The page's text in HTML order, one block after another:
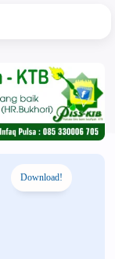
Download!